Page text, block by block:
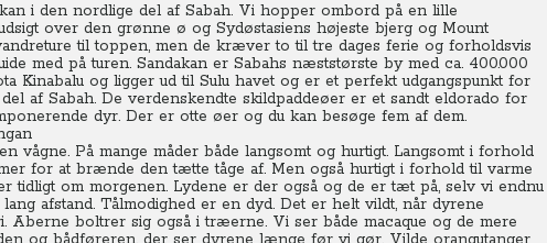
i den nordlige del af Sabah. Vi hopper ombord på en lille
over den grønne ø og Sydøstasiens højeste bjerg og Mount
til toppen, men de kræver to til tre dages ferie og forholdsvis
med på turen. Sandakan er Sabahs næststørste by med ca. 400.000
Kinabalu og ligger ud til Sulu havet og er et perfekt udgangspunkt for
af Sabah. De verdenskendte skildpaddeøer er et sandt eldorado for
dyr. Der er otte øer og du kan besøge fem af dem.
vågne. På mange måder både langsomt og hurtigt. Langsomt i forhold
for at brænde den tætte tåge af. Men også hurtigt i forhold til varme
tidligt om morgenen. Lydene er der også og de er tæt på, selv vi endnu
afstand. Tålmodighed er en dyd. Det er helt vildt, når dyrene
boltrer sig også i træerne. Vi ser både macaque og de mere